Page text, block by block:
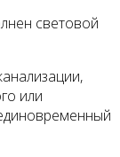
световой
или